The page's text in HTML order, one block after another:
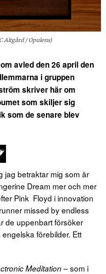
Altgård / Opulens)
avled den 26 april den
i gruppen
skriver här om
som skiljer sig
som de senare blev
jag betraktar mig som är
Dream mer och mer
Pink Floyd i innovation
missed by endless
de uppenbart försöker
förebilder. Ett
Meditation – som i